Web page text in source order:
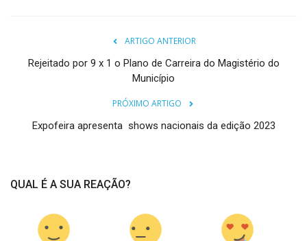
ARTIGO ANTERIOR
Rejeitado por 9 x 1 o Plano de Carreira do Magistério do
Município
PRÓXIMO ARTIGO
Expofeira apresenta shows nacionais da edição 2023
QUAL É A SUA REAÇÃO?